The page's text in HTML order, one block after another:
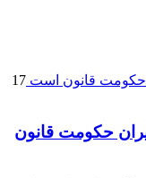
17
حکومت قانون